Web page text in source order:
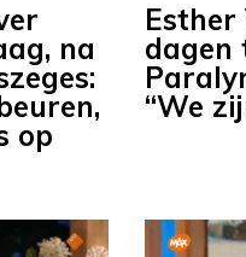
na
op
Esther
dagen
“We